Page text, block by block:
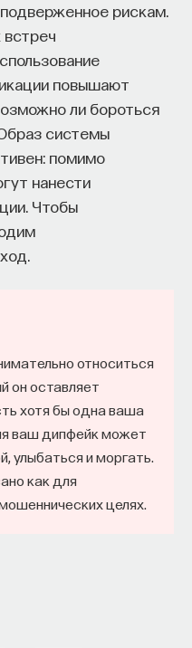
рискам.
повышают
ли бороться
системы
помимо
нанести
Чтобы
относиться
он оставляет
хотя бы одна ваша
ваш дипфейк может
улыбаться и моргать.
как для
целях.